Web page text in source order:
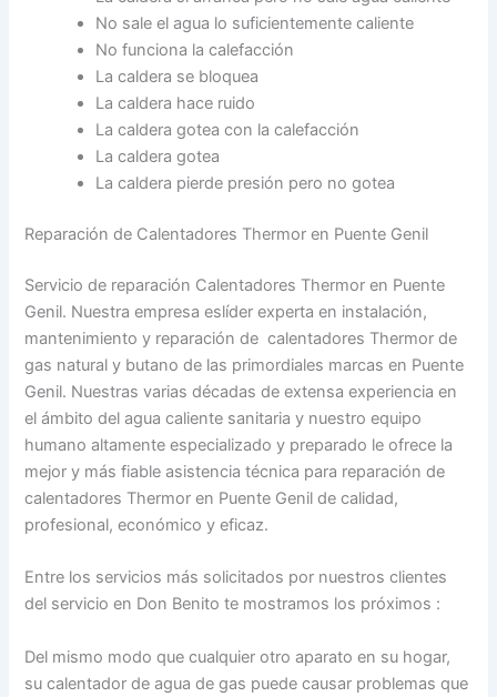
No sale el agua lo suficientemente caliente
No funciona la calefacción
La caldera se bloquea
La caldera hace ruido
La caldera gotea con la calefacción
La caldera gotea
La caldera pierde presión pero no gotea
Reparación de Calentadores Thermor en Puente Genil
Servicio de reparación Calentadores Thermor en Puente
Genil. Nuestra empresa eslíder experta en instalación,
mantenimiento y reparación de calentadores Thermor de
gas natural y butano de las primordiales marcas en Puente
Genil. Nuestras varias décadas de extensa experiencia en
el ámbito del agua caliente sanitaria y nuestro equipo
humano altamente especializado y preparado le ofrece la
mejor y más fiable asistencia técnica para reparación de
calentadores Thermor en Puente Genil de calidad,
profesional, económico y eficaz.
Entre los servicios más solicitados por nuestros clientes
del servicio en Don Benito te mostramos los próximos :
Del mismo modo que cualquier otro aparato en su hogar,
su calentador de agua de gas puede causar problemas que